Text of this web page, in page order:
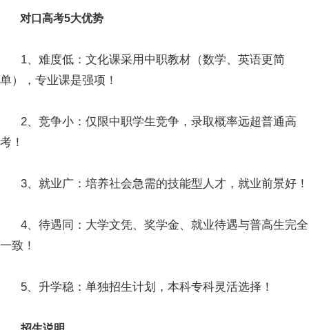
对口高考5大优势
1、难度低：文化课采用中职教材（数学、英语更简
单），专业课是强项！
2、竞争小：仅限中职学生竞争，录取概率远超普通高
考！
3、就业广：培养社会急需的技能型人才，就业前景好！
4、待遇同：大学文凭、奖学金、就业待遇与普高生完全
一致！
5、升学稳：单独招生计划，本科专科灵活选择！